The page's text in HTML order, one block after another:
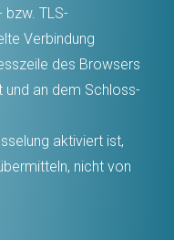
bzw. TLS-
Verbindung
des Browsers
und an dem Schloss-
aktiviert ist,
nicht von